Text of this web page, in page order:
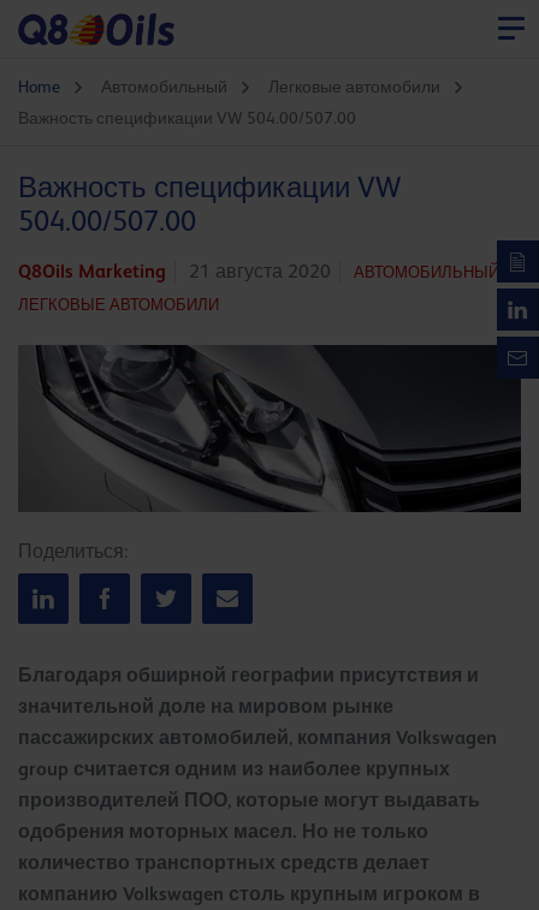
Home Автомобильный
Легковые автомобили
Важность спецификации VW 504.00/507.00
Важность спецификации VW
504.00/507.00
Q8Oils Marketing 21 августа 2020
АВТОМОБИЛЬНЫЙ,
ЛЕГКОВЫЕ АВТОМОБИЛИ
Поделиться:
Благодаря обширной географии присутствия и
значительной доле на мировом рынке
пассажирских автомобилей, компания Volkswagen
group считается одним из наиболее крупных
производителей ПОО, которые могут выдавать
одобрения моторных масел. Но не только
количество транспортных средств делает
компанию Volkswagen столь крупным игроком в